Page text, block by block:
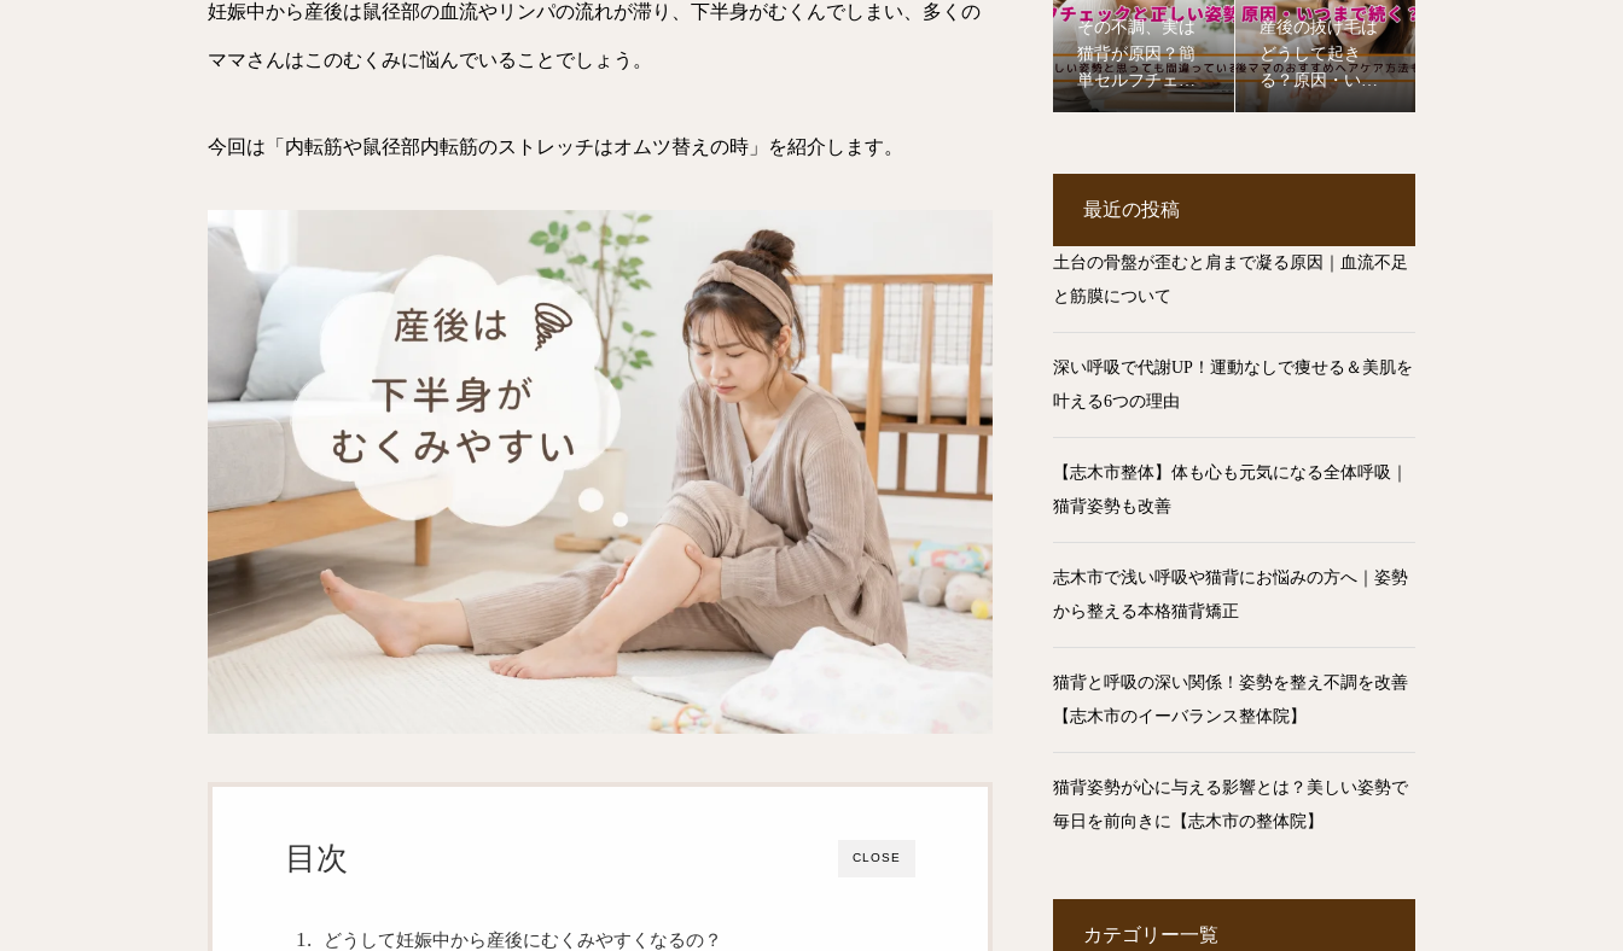
妊娠中から産後は鼠径部の血流やリンパの流れが滞り、下半身がむくんでしまい、多くの
ママさんはこのむくみに悩んでいることでしょう。
今回は「内転筋や鼠径部内転筋のストレッチはオムツ替えの時」を紹介します。
CLOSE
目次
どうして妊娠中から産後にむくみやすくなるの？
その不調、実は
猫背が原因？簡
単セルフチェッ
クと正しい姿勢
産後の抜け毛は
どうして起き
る？原因・いつ
まで続く？ヘア
最近の投稿
土台の骨盤が歪むと肩まで凝る原因｜血流不足
と筋膜について
深い呼吸で代謝UP！運動なしで痩せる＆美肌を
叶える6つの理由
【志木市整体】体も心も元気になる全体呼吸｜
猫背姿勢も改善
志木市で浅い呼吸や猫背にお悩みの方へ｜姿勢
から整える本格猫背矯正
猫背と呼吸の深い関係！姿勢を整え不調を改善
【志木市のイーバランス整体院】
猫背姿勢が心に与える影響とは？美しい姿勢で
毎日を前向きに【志木市の整体院】
カテゴリー一覧